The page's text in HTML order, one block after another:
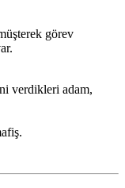
görev
verdikleri adam,